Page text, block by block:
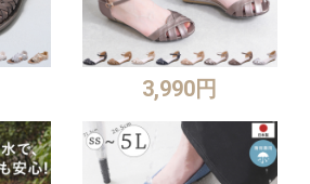
3,990円